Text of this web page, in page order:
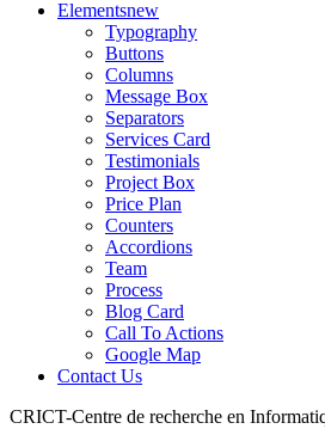
Elementsnew
Typography
Buttons
Columns
Message Box
Separators
Services Card
Testimonials
Project Box
Price Plan
Counters
Accordions
Team
Process
Blog Card
Call To Actions
Google Map
Contact Us
CRICT-Centre de recherche en